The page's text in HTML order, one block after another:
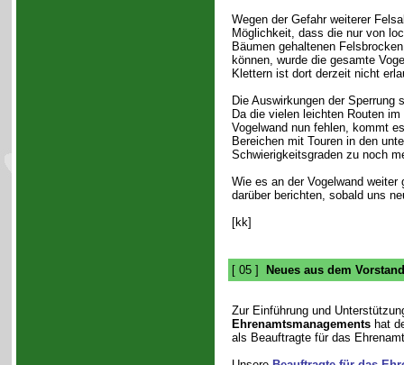
Wegen der Gefahr weiterer
Möglichkeit, dass die nur von
Bäumen gehaltenen
können, wurde die gesamte
Klettern ist dort derzeit nicht
Die Auswirkungen der Sperrung
Da die vielen leichten Routen
Vogelwand nun fehlen, kommt
Bereichen mit Touren in den
Schwierigkeitsgraden zu noch
Wie es an der Vogelwand
darüber berichten, sobald uns
[kk]
[ 05 ] Neues aus dem
Zur Einführung und
Ehrenamtsmanagementshat
als Beauftragte für das